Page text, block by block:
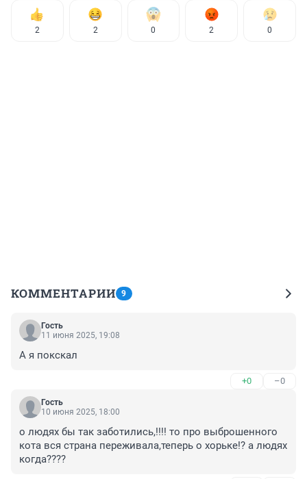
2 2 0 2 0
КОММЕНТАРИИ 9
Гость
11 июня 2025, 19:08
А я покскал
+0 –0
Гость
10 июня 2025, 18:00
о людях бы так заботились,!!!! то про выброшенного
кота вся страна переживала,теперь о хорьке!? а людях
когда????